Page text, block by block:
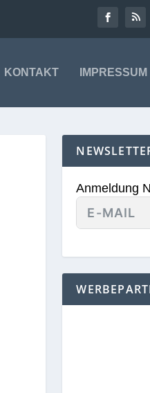
KONTAKT IMPRESSUM
Anmeldung